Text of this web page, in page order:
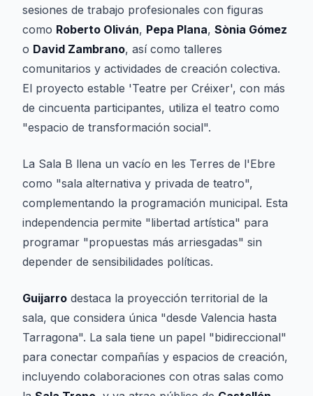
sesiones de trabajo profesionales con figuras
como Roberto Oliván, Pepa Plana, Sònia Gómez
o David Zambrano, así como talleres
comunitarios y actividades de creación colectiva.
El proyecto estable 'Teatre per Créixer', con más
de cincuenta participantes, utiliza el teatro como
"espacio de transformación social".
La Sala B llena un vacío en les Terres de l'Ebre
como "sala alternativa y privada de teatro",
complementando la programación municipal. Esta
independencia permite "libertad artística" para
programar "propuestas más arriesgadas" sin
depender de sensibilidades políticas.
Guijarro destaca la proyección territorial de la
sala, que considera única "desde Valencia hasta
Tarragona". La sala tiene un papel "bidireccional"
para conectar compañías y espacios de creación,
incluyendo colaboraciones con otras salas como